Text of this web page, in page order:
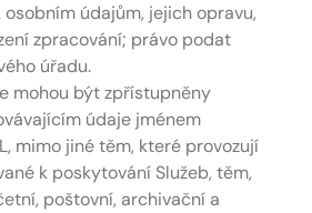
údajům, jejich opravu,
zpracování; právo podat
úřadu.
mohou být zpřístupněny
údaje jménem
mimo jiné těm, které provozují
k poskytování Služeb, těm,
poštovní, archivační a